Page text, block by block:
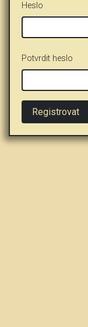
Heslo
Potvrdit heslo
Registrovat